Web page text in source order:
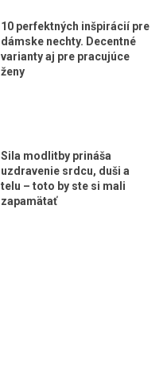
10 perfektných inšpirácií pre
dámske nechty. Decentné
varianty aj pre pracujúce
ženy
Sila modlitby prináša
uzdravenie srdcu, duši a
telu – toto by ste si mali
zapamätať